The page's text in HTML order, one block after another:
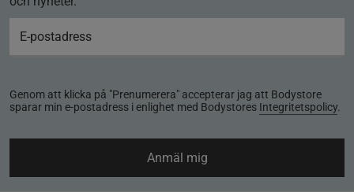
Genom att klicka på "Prenumerera" accepterar jag att Bodystore
sparar min e-postadress i enlighet med Bodystores Integritetspolicy.
Anmäl mig